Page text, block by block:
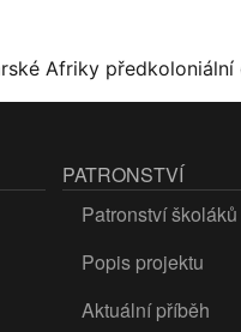
Afriky
PATRONSTVÍ
Patronství školáků
Popis projektu
Aktuální příběh